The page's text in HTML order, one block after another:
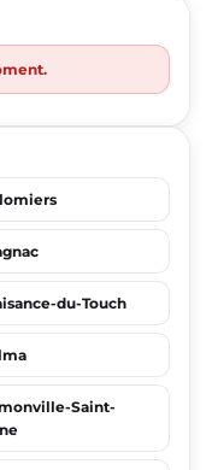
du-Touch
Saint-